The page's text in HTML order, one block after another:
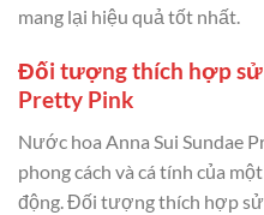
mang lại hiệu quả tốt nhất.
Đối tượng thích hợp sử
Pretty Pink
Nước hoa Anna Sui Sundae
phong cách và cá tính của
động. Đối tượng thích hợp